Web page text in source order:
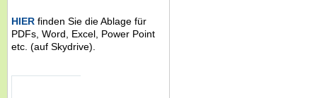
HIER finden Sie die Ablage für
PDFs, Word, Excel, Power Point
etc. (auf Skydrive).